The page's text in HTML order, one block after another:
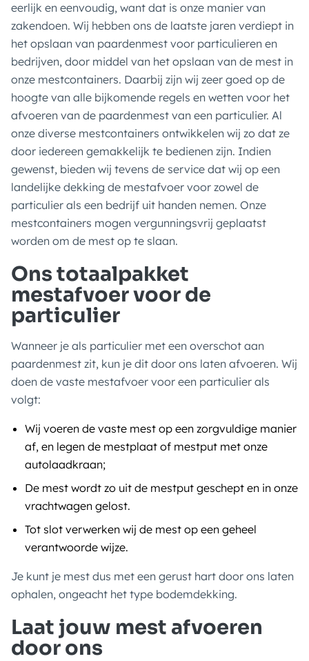
eerlijk en eenvoudig, want dat is onze manier van
zakendoen. Wij hebben ons de laatste jaren verdiept in
het opslaan van paardenmest voor particulieren en
bedrijven, door middel van het opslaan van de mest in
onze mestcontainers. Daarbij zijn wij zeer goed op de
hoogte van alle bijkomende regels en wetten voor het
afvoeren van de paardenmest van een particulier. Al
onze diverse mestcontainers ontwikkelen wij zo dat ze
door iedereen gemakkelijk te bedienen zijn. Indien
gewenst, bieden wij tevens de service dat wij op een
landelijke dekking de mestafvoer voor zowel de
particulier als een bedrijf uit handen nemen. Onze
mestcontainers mogen vergunningsvrij geplaatst
worden om de mest op te slaan.
Ons totaalpakket
mestafvoer voor de
particulier
Wanneer je als particulier met een overschot aan
paardenmest zit, kun je dit door ons laten afvoeren. Wij
doen de vaste mestafvoer voor een particulier als
volgt:
Wij voeren de vaste mest op een zorgvuldige manier
af, en legen de mestplaat of mestput met onze
autolaadkraan;
De mest wordt zo uit de mestput geschept en in onze
vrachtwagen gelost.
Tot slot verwerken wij de mest op een geheel
verantwoorde wijze.
Je kunt je mest dus met een gerust hart door ons laten
ophalen, ongeacht het type bodemdekking.
Laat jouw mest afvoeren
door ons